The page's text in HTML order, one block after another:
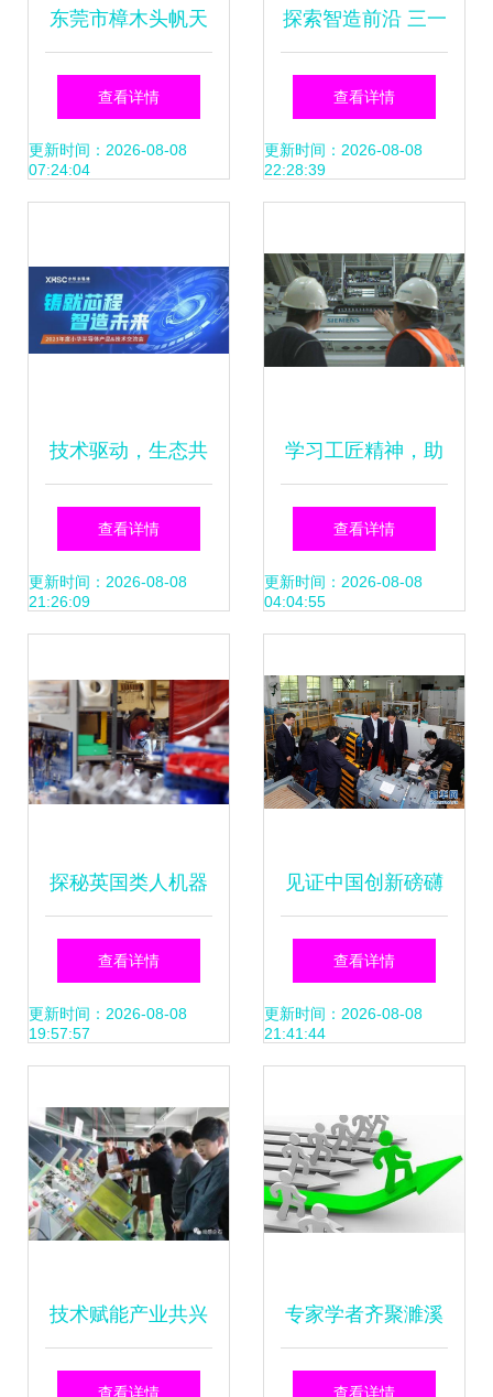
东莞市樟木头帆天
塑料机械厂技术交
流 共探塑料加工创
查看详情
更新时间：2026-08-08
07:24:04
探索智造前沿 三一
灯塔工厂技术交流
纪实
查看详情
更新时间：2026-08-08
22:28:39
技术驱动，生态共
赢 2023小华半导
体年度交流圆满谢
查看详情
更新时间：2026-08-08
21:26:09
学习工匠精神，助
力企业走得更远 技
术交流的实践与思
查看详情
更新时间：2026-08-08
04:04:55
探秘英国类人机器
人工厂 产品可与人
类互动交流
查看详情
更新时间：2026-08-08
19:57:57
见证中国创新磅礴
动能——2018年度
国家科学技术奖励
查看详情
更新时间：2026-08-08
21:41:44
技术赋能产业共兴
广西象州县考察团
查看详情
专家学者齐聚濉溪
共商铝产业发展之
查看详情